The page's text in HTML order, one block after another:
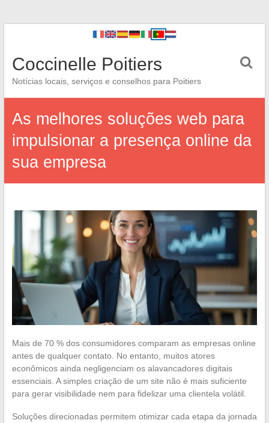
Coccinelle Poitiers
Notícias locais, serviços e conselhos para Poitiers
As melhores soluções web para
impulsionar a presença online da
sua empresa
Mais de 70 % dos consumidores comparam as empresas online
antes de qualquer contato. No entanto, muitos atores
econômicos ainda negligenciam os alavancadores digitais
essenciais. A simples criação de um site não é mais suficiente
para gerar visibilidade nem para fidelizar uma clientela volátil.
Soluções direcionadas permitem otimizar cada etapa da jornada